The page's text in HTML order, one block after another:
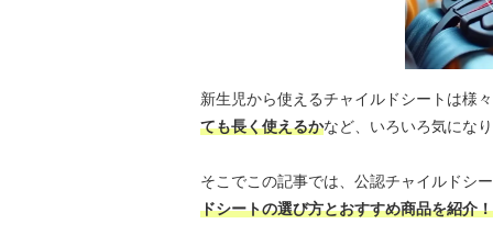
新生児から使えるチャイルドシートは様
ても長く使えるかなど、いろいろ気にな
そこでこの記事では、公認チャイルドシ
ドシートの選び方とおすすめ商品を紹介！